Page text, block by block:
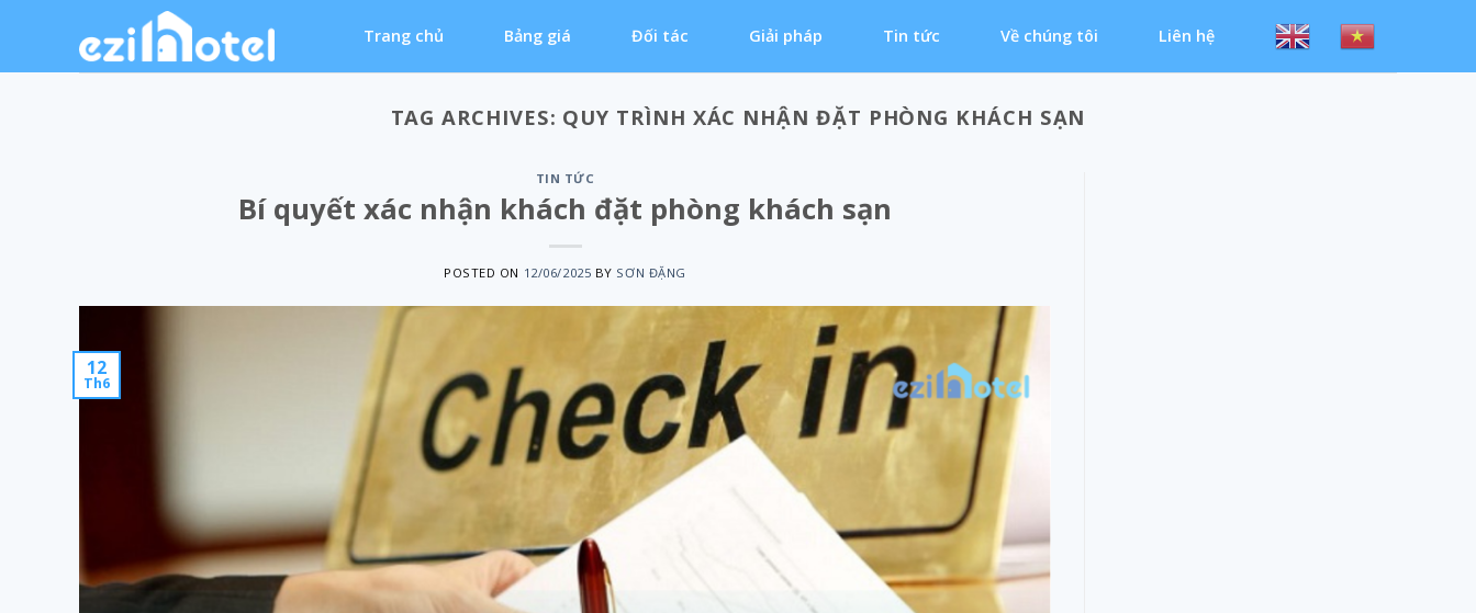
content
Trang chủ Bảng giá Đối tác Giải pháp Tin tức Về chúng tôi Liên hệ
TAG ARCHIVES: QUY TRÌNH XÁC NHẬN ĐẶT PHÒNG KHÁCH SẠN
TIN TỨC
Bí quyết xác nhận khách đặt phòng khách sạn
POSTED ON 12/06/2025 BY SƠN ĐẶNG
12
Th6